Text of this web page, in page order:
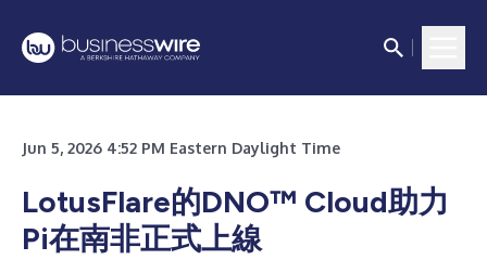
Jun 5, 2026 4:52 PM Eastern Daylight Time
LotusFlare的DNO™ Cloud助力
Pi在南非正式上線